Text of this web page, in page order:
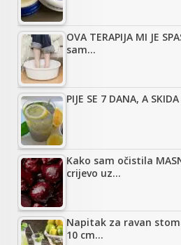
OVA TERAPIJA MI JE
sam…
PIJE SE 7 DANA, A
Kako sam očistila
crijevo uz…
Napitak za ravan
10 cm…